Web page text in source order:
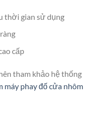
thời gian sử dụng
cấp
tham khảo hệ thống
máy phay đố cửa nhôm